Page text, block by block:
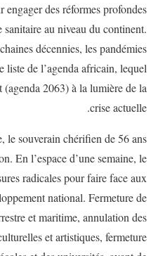
des réformes profondes
sanitaire au niveau du continent.
décennies, les pandémies
liste de l’agenda africain, lequel
2063) à la lumière de la
crise actuelle.
le souverain chérifien de 56 ans
En l’espace d’une semaine, le
radicales pour faire face aux
national. Fermeture de
et maritime, annulation des
et artistiques, fermeture